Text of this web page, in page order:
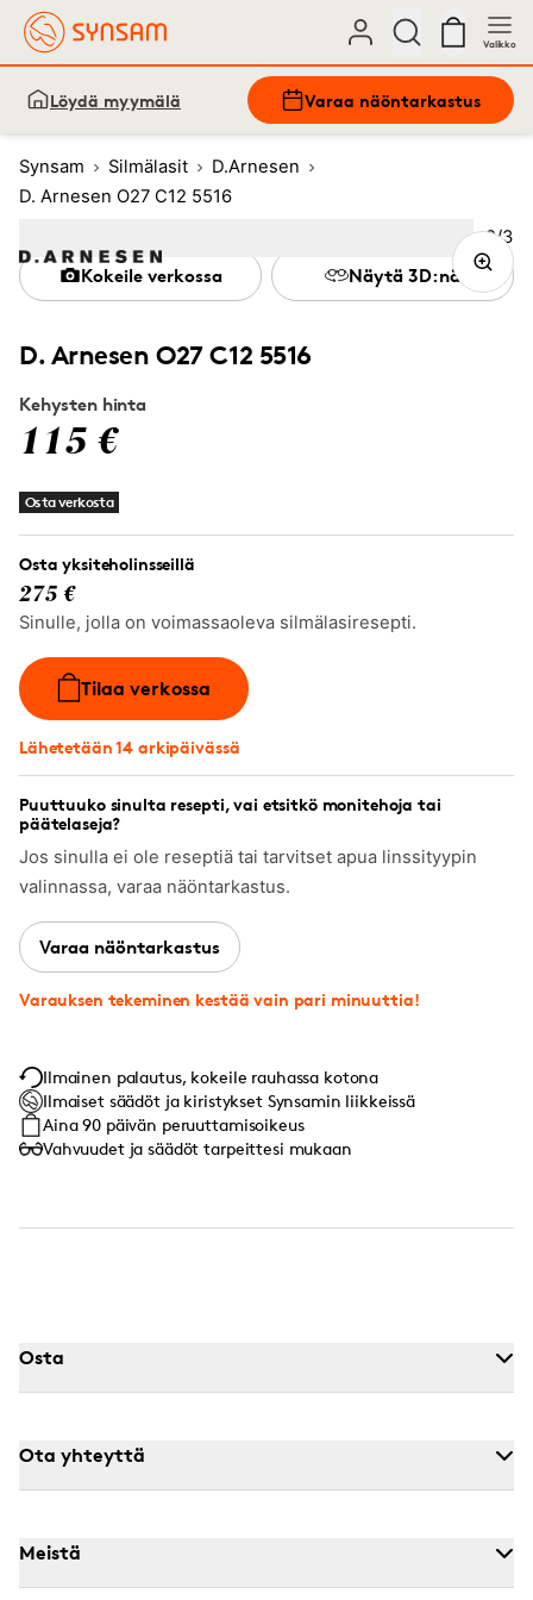
Valikko
Löydä myymälä Varaa näöntarkastus
Synsam Silmälasit
D.Arnesen
D. Arnesen O27 C12 5516
D. Arnesen O27 C12 5516
Kehysten hinta
115 €
Osta verkosta
Osta yksiteholinsseillä
275 €
Sinulle, jolla on voimassaoleva silmälasiresepti.
Tilaa verkossa
Lähetetään 14 arkipäivässä
Puuttuuko sinulta resepti, vai etsitkö monitehoja tai
päätelaseja?
Jos sinulla ei ole reseptiä tai tarvitset apua linssityypin
valinnassa, varaa näöntarkastus.
Varaa näöntarkastus
Varauksen tekeminen kestää vain pari minuuttia!
Kokeile verkossa Näytä 3D:nä
Ilmainen palautus, kokeile rauhassa kotona
Ilmaiset säädöt ja kiristykset Synsamin liikkeissä
Aina 90 päivän peruuttamisoikeus
Vahvuudet ja säädöt tarpeittesi mukaan
Kuva
2/3
Image 1 3
Osta
Ota yhteyttä
Meistä